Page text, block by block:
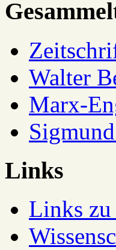
Walter
Marx-
Links
Links